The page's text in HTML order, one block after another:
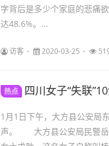
字背后是多少个家庭的悲痛欲绝。 几岁的孩子最容易遭到毒手？ 答案是2-4周
达48.6%。...
访客 2020-03-25
热点 四川女子“失联
1月1日下午，大方县公安局
声。 大方县公安局民警岳